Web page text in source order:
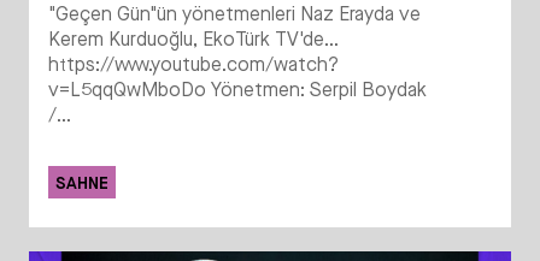
"Geçen Gün"ün yönetmenleri Naz Erayda ve
Kerem Kurduoğlu, EkoTürk TV'de...
https://www.youtube.com/watch?
v=L5qqQwMboDo Yönetmen: Serpil Boydak
/...
SAHNE